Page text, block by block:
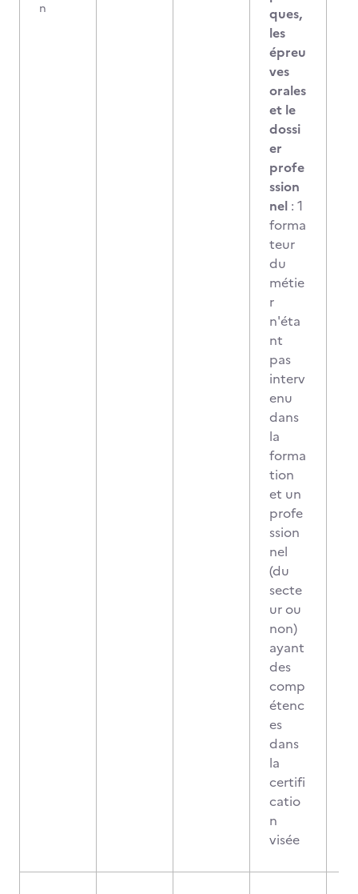
n
ques,
les
épreu
ves
orales
et le
dossi
er
profe
ssion
nel : 1
forma
teur
du
métie
r
n'éta
nt
pas
interv
enu
dans
la
forma
tion
et un
profe
ssion
nel
(du
secte
ur ou
non)
ayant
des
comp
étenc
es
dans
la
certifi
catio
n
visée